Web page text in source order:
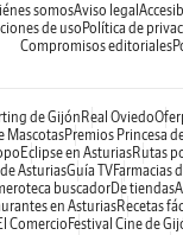
somosAviso legal
de usoPolítica de
Compromisos editoriales
de Gijón Real Oviedo
MascotasPremios Princesa
Eclipse en AsturiasRutas
AsturiasGuía TVFarmacias
buscadorDe tiendas
en AsturiasRecetas
Comercio Festival Cine de